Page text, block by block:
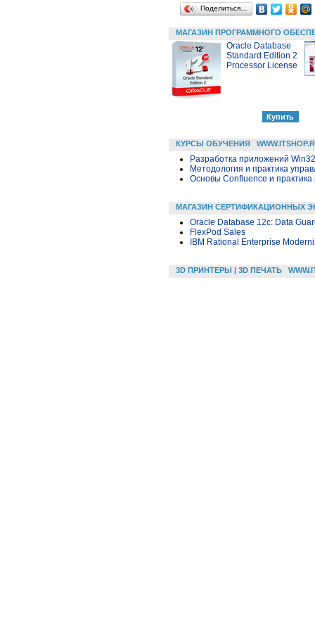
Поделиться…
МАГАЗИН ПРОГРАММНОГО
Oracle Database
Standard Edition 2
Processor License
КУРСЫ ОБУЧЕНИЯ
Разработка приложений
Методология и практика
Основы Confluence и
МАГАЗИН СЕРТИФИКАЦИОННЫХ
Oracle Database 12c: Data
FlexPod Sales
IBM Rational Enterprise
3D ПРИНТЕРЫ | 3D ПЕЧАТЬ